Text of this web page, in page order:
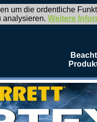
um die ordentliche
analysieren. Weitere